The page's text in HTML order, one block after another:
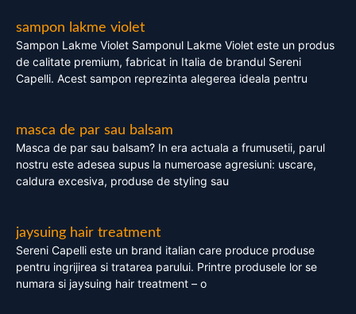
sampon lakme violet
Sampon Lakme Violet Samponul Lakme Violet este un produs
de calitate premium, fabricat in Italia de brandul Sereni
Capelli. Acest sampon reprezinta alegerea ideala pentru
masca de par sau balsam
Masca de par sau balsam? In era actuala a frumusetii, parul
nostru este adesea supus la numeroase agresiuni: uscare,
caldura excesiva, produse de styling sau
jaysuing hair treatment
Sereni Capelli este un brand italian care produce produse
pentru ingrijirea si tratarea parului. Printre produsele lor se
numara si jaysuing hair treatment – o